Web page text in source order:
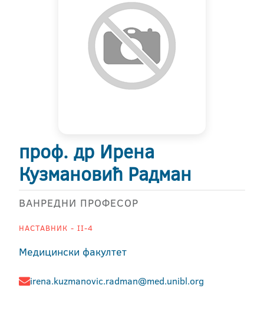
проф. др Ирена
Кузмановић Радман
ВАНРЕДНИ ПРОФЕСОР
НАСТАВНИК - II-4
Медицински факултет
irena.kuzmanovic.radman@med.unibl.org